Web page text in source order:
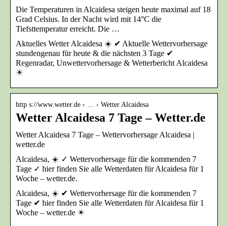
Die Temperaturen in Alcaidesa steigen heute maximal auf 18
Grad Celsius. In der Nacht wird mit 14°C die
Tiefsttemperatur erreicht. Die …
Aktuelles Wetter Alcaidesa ☀️ ✔ Aktuelle Wettervorhersage
stundengenau für heute & die nächsten 3 Tage ✔
Regenradar, Unwettervorhersage & Wetterbericht Alcaidesa
☀
http s://www.wetter.de › … › Wetter Alcaidesa
Wetter Alcaidesa 7 Tage – Wetter.de
Wetter Alcaidesa 7 Tage – Wettervorhersage Alcaidesa |
wetter.de
Alcaidesa, ☀️ ✓ Wettervorhersage für die kommenden 7
Tage ✓ hier finden Sie alle Wetterdaten für Alcaidesa für 1
Woche – wetter.de.
Alcaidesa, ☀️ ✔ Wettervorhersage für die kommenden 7
Tage ✔ hier finden Sie alle Wetterdaten für Alcaidesa für 1
Woche – wetter.de ☀